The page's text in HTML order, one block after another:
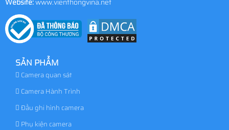
SẢN PHẨM
Camera quan sát
Camera Hành Trình
Đầu ghi hình camera
Phụ kiện camera